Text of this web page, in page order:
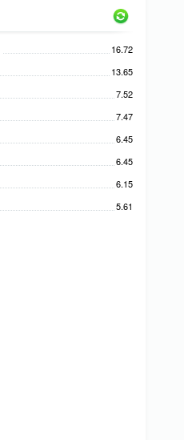
16.72
13.65
7.52
7.47
6.45
6.45
6.15
5.61